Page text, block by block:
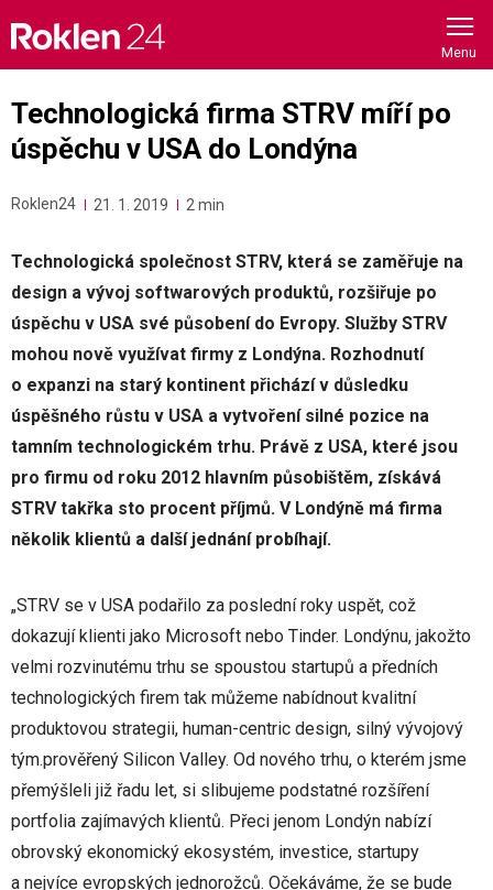
content
Technologická firma STRV míří po
úspěchu v USA do Londýna
Roklen24 21. 1. 2019 2 min
Technologická společnost STRV, která se zaměřuje na
design a vývoj softwarových produktů, rozšiřuje po
úspěchu v USA své působení do Evropy. Služby STRV
mohou nově využívat firmy z Londýna. Rozhodnutí
o expanzi na starý kontinent přichází v důsledku
úspěšného růstu v USA a vytvoření silné pozice na
tamním technologickém trhu. Právě z USA, které jsou
pro firmu od roku 2012 hlavním působištěm, získává
STRV takřka sto procent příjmů. V Londýně má firma
několik klientů a další jednání probíhají.
„STRV se v USA podařilo za poslední roky uspět, což
dokazují klienti jako Microsoft nebo Tinder. Londýnu, jakožto
velmi rozvinutému trhu se spoustou startupů a předních
technologických firem tak můžeme nabídnout kvalitní
produktovou strategii, human-centric design, silný vývojový
tým.prověřený Silicon Valley. Od nového trhu, o kterém jsme
přemýšleli již řadu let, si slibujeme podstatné rozšíření
portfolia zajímavých klientů. Přeci jenom Londýn nabízí
obrovský ekonomický ekosystém, investice, startupy
a nejvíce evropských jednorožců. Očekáváme, že se bude